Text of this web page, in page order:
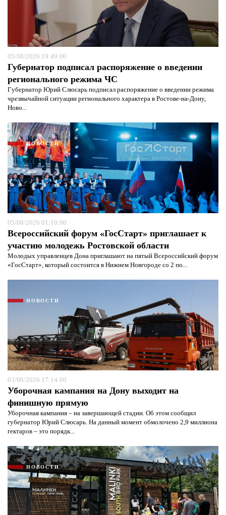
05/08/2026 19:49:00
Губернатор подписал распоряжение о введении
регионального режима ЧС
Губернатор Юрий Слюсарь подписал распоряжение о введении режима
чрезвычайной ситуации регионального характера в Ростове-на-Дону,
Ново...
НОВОСТИ
05/08/2026 01:10:00
Всероссийский форум «ГосСтарт» приглашает к
участию молодежь Ростовской области
Молодых управленцев Дона приглашают на пятый Всероссийский форум
«ГосСтарт», который состоится в Нижнем Новгороде со 2 по...
НОВОСТИ
03/08/2026 17:14:00
Уборочная кампания на Дону выходит на
финишную прямую
Уборочная кампания – на завершающей стадии. Об этом сообщил
губернатор Юрий Слюсарь. На данный момент обмолочено 2,9 миллиона
гектаров – это порядк...
НОВОСТИ
Я согласен сполитикой конфиденциальности и
защиты информации*
Я согласен с политикой конфиденциальности и
защиты информации*